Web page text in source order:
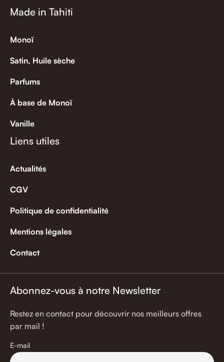
Made in Tahiti
Monoï
Satin, Huile sèche
Parfums
À base de Monoï
Vanille
Liens utiles
Actualités
CGV
Politique de confidentialité
Mentions légales
Contact
Abonnez-vous à notre Newsletter
Restez en contact pour découvrir nos meilleurs offres
par mail !
E-mail